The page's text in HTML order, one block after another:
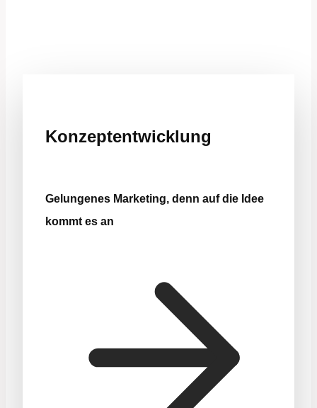
Konzeptentwicklung
Gelungenes Marketing, denn auf die Idee
kommt es an